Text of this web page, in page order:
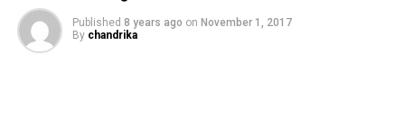
Published 8 years ago on November 1, 2017
By chandrika